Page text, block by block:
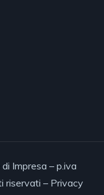
Impresa – p.iva
riservati – Privacy